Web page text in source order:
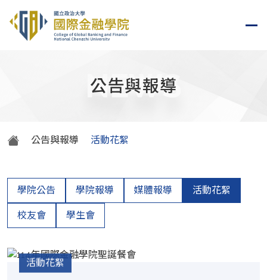
公告與報導
NEWS
公告與報導 活動花絮
學院公告 學院報導 媒體報導 活動花絮
校友會 學生會
活動花絮